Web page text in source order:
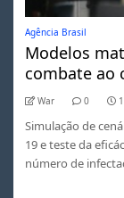
Agência Brasil
Modelos
combate ao
War 0
Simulação de
19 e teste da
número de